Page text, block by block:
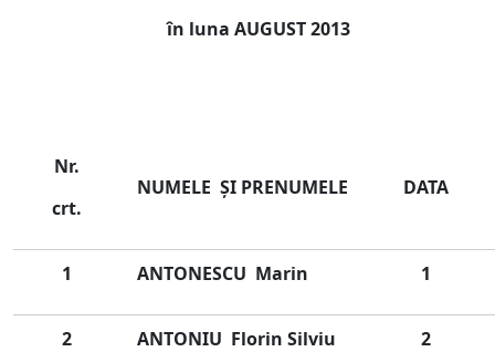
în luna AUGUST2013
Nr.
crt.
NUMELE ŞI PRENUMELE DATA
1 ANTONESCU Marin 1
2 ANTONIU Florin Silviu 2